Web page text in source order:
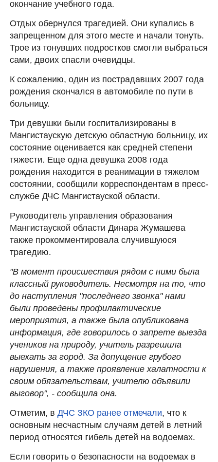
окончание учебного года.
Отдых обернулся трагедией. Они купались в
запрещенном для этого месте и начали тонуть.
Трое из тонувших подростков смогли выбраться
сами, двоих спасли очевидцы.
К сожалению, один из пострадавших 2007 года
рождения скончался в автомобиле по пути в
больницу.
Три девушки были госпитализированы в
Мангистаускую детскую областную больницу, их
состояние оценивается как средней степени
тяжести. Еще одна девушка 2008 года
рождения находится в реанимации в тяжелом
состоянии, сообщили корреспондентам в пресс-
службе ДЧС Мангистауской области.
Руководитель управления образования
Мангистауской области Динара Жумашева
также прокомментировала случившуюся
трагедию.
"В момент происшествия рядом с ними была
классный руководитель. Несмотря на то, что
до наступления "последнего звонка" нами
были проведены профилактические
мероприятия, а также была опубликована
информация, где говорилось о запрете выезда
учеников на природу, учитель разрешила
выехать за город. За допущение грубого
нарушения, а также проявление халатности к
своим обязательствам, учителю объявили
выговор", - сообщила она.
Отметим, в ДЧС ЗКО ранее отмечали, что к
основным несчастным случаям детей в летний
период относятся гибель детей на водоемах.
Если говорить о безопасности на водоемах в